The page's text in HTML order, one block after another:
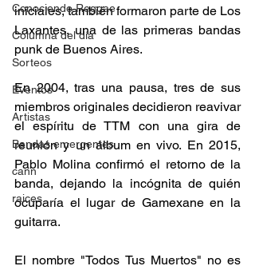
Conociendo Reggae
Columna del día
Sorteos
Eventos
Artistas
Bandas emergentes
cann
raices
iniciales, también formaron parte de Los
Laxantes, una de las primeras bandas
punk de Buenos Aires.
En 2004, tras una pausa, tres de sus
miembros originales decidieron reavivar
el espíritu de TTM con una gira de
reunión y un álbum en vivo. En 2015,
Pablo Molina confirmó el retorno de la
banda, dejando la incógnita de quién
ocuparía el lugar de Gamexane en la
guitarra.
El nombre "Todos Tus Muertos" no es